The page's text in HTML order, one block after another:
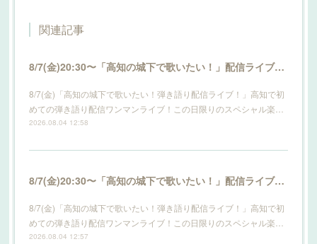
関連記事
8/7(金)20:30〜「高知の城下で歌いたい！」配信ライブ開催！詳細はこちら！
8/7(金)「高知の城下で歌いたい！弾き語り配信ライブ！」高知で初
めての弾き語り配信ワンマンライブ！この日限りのスペシャル楽…
2026.08.04 12:58
8/7(金)20:30〜「高知の城下で歌いたい！」配信ライブ開催！詳細はこちら！
8/7(金)「高知の城下で歌いたい！弾き語り配信ライブ！」高知で初
めての弾き語り配信ワンマンライブ！この日限りのスペシャル楽…
2026.08.04 12:57